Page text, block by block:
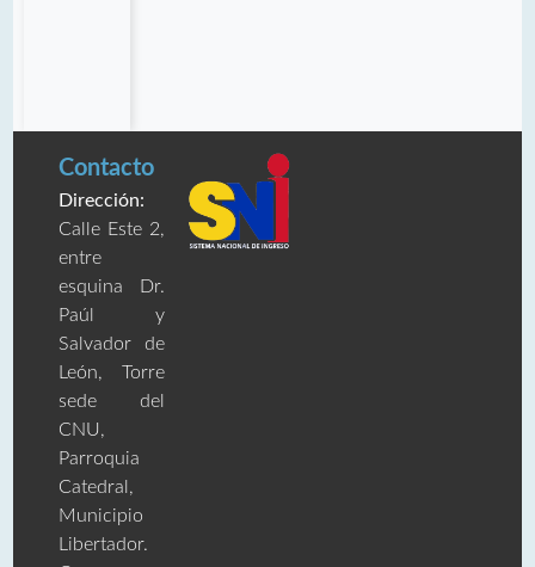
Contacto
Dirección:
Calle Este 2,
entre
esquina Dr.
Paúl y
Salvador de
León, Torre
sede del
CNU,
Parroquia
Catedral,
Municipio
Libertador.